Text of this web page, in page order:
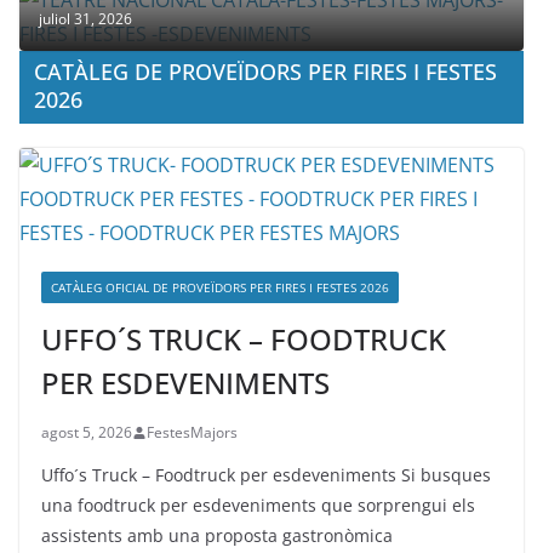
juliol 31, 2026
CATÀLEG DE PROVEÏDORS PER FIRES I FESTES
2026
CATÀLEG OFICIAL DE PROVEÏDORS PER FIRES I FESTES 2026
UFFO´S TRUCK – FOODTRUCK
PER ESDEVENIMENTS
agost 5, 2026 FestesMajors
Uffo´s Truck – Foodtruck per esdeveniments Si busques
una foodtruck per esdeveniments que sorprengui els
assistents amb una proposta gastronòmica